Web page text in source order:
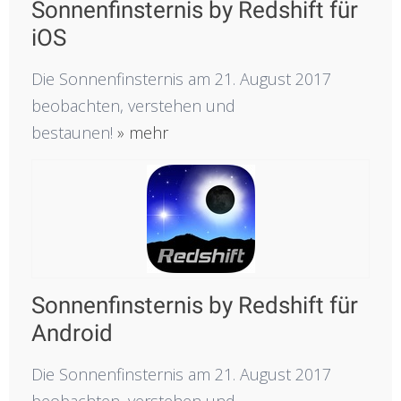
Sonnenfinsternis by Redshift für
iOS
Die Sonnenfinsternis am 21. August 2017
beobachten, verstehen und
bestaunen! » mehr
Sonnenfinsternis by Redshift für
Android
Die Sonnenfinsternis am 21. August 2017